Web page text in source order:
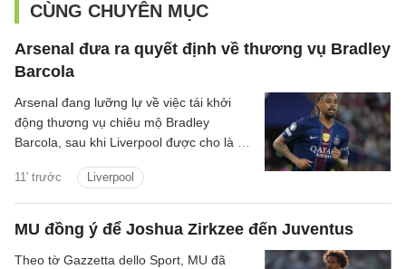
CÙNG CHUYÊN MỤC
Arsenal đưa ra quyết định về thương vụ Bradley
Barcola
11' trước Liverpool
Arsenal đang lưỡng lự về việc tái khởi
động thương vụ chiêu mộ Bradley
Barcola, sau khi Liverpool được cho là đã
MU đồng ý để Joshua Zirkzee đến Juventus
Theo tờ Gazzetta dello Sport, MU đã